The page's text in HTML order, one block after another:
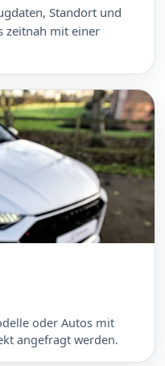
Standort und
zeitnah mit einer
oder Autos mit
angefragt werden.